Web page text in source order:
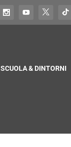
SCUOLA & DINTORNI